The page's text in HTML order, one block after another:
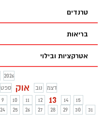
הכפר
טרנדים
בריאות
אטרקציות ובילוי
2026
ספט אוק נוב
דצמ
9 10 11 12 13 14
15
24 25 26 27 28 29 30 31